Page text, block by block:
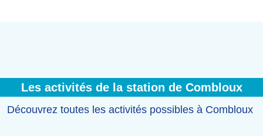
Les activités de la station de Combloux
Découvrez toutes les activités possibles à Combloux